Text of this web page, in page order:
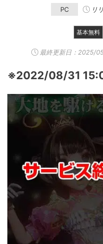
PC リ
基本無料
最終更新日： 2025/
※2022/08/31